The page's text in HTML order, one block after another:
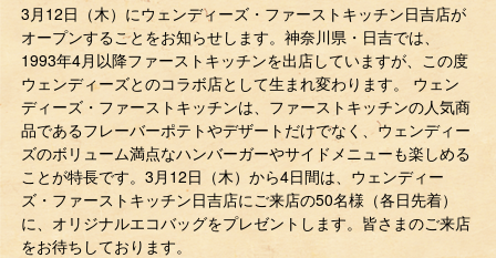
3月12日（木）にウェンディーズ・ファーストキッチン日吉店が
オープンすることをお知らせします。神奈川県・日吉では、
1993年4月以降ファーストキッチンを出店していますが、この度
ウェンディーズとのコラボ店として生まれ変わります。 ウェン
ディーズ・ファーストキッチンは、ファーストキッチンの人気商
品であるフレーバーポテトやデザートだけでなく、ウェンディー
ズのボリューム満点なハンバーガーやサイドメニューも楽しめる
ことが特長です。3月12日（木）から4日間は、ウェンディー
ズ・ファーストキッチン日吉店にご来店の50名様（各日先着）
に、オリジナルエコバッグをプレゼントします。皆さまのご来店
をお待ちしております。